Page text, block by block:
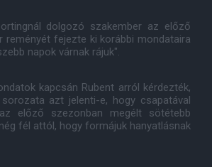
dolgozó szakember az előző
reményét fejezte ki korábbi mondataira
napok várnak rájuk".
kapcsán Rubent arról kérdezték,
azt jelenti-e, hogy csapatával
előző szezonban megélt sötétebb
fél attól, hogy formájuk hanyatlásnak